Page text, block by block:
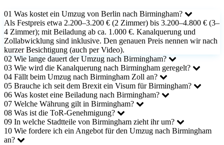
01 Was kostet ein Umzug von Berlin nach Birmingham?
Als Festpreis etwa 2.200–3.200 € (2 Zimmer) bis 3.200–4.800 € (3–
4 Zimmer); mit Beiladung ab ca. 1.000 €. Kanalquerung und
Zollabwicklung sind inklusive. Den genauen Preis nennen wir nach
kurzer Besichtigung (auch per Video).
02 Wie lange dauert der Umzug nach Birmingham?
03 Wie wird die Kanalquerung nach Birmingham geregelt?
04 Fällt beim Umzug nach Birmingham Zoll an?
05 Brauche ich seit dem Brexit ein Visum für Birmingham?
06 Was kostet eine Beiladung nach Birmingham?
07 Welche Währung gilt in Birmingham?
08 Was ist die ToR-Genehmigung?
09 In welche Stadtteile von Birmingham zieht ihr um?
10 Wie fordere ich ein Angebot für den Umzug nach Birmingham
an?